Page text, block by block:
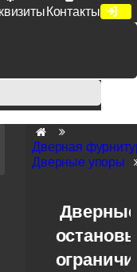
Контакты
заказе от 50 тыс. руб
Melodia, Forme при
Дверная
Дверные упоры
Дверные